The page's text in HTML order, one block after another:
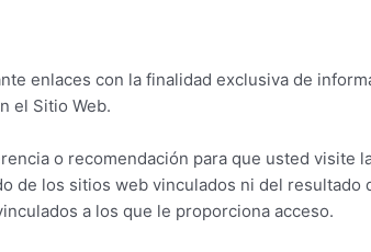
enlaces con la finalidad exclusiva de
el Sitio Web.
o recomendación para que usted visite
los sitios web vinculados ni del resultado
a los que le proporciona acceso.